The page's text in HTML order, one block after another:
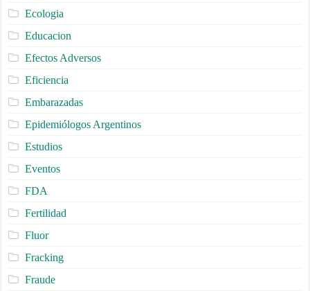
Ecologia
Educacion
Efectos Adversos
Eficiencia
Embarazadas
Epidemiólogos Argentinos
Estudios
Eventos
FDA
Fertilidad
Fluor
Fracking
Fraude